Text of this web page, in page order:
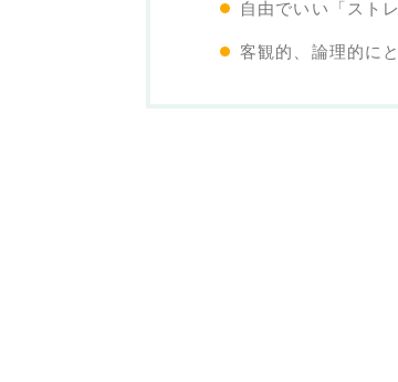
自由でいい「スト
客観的、論理的に